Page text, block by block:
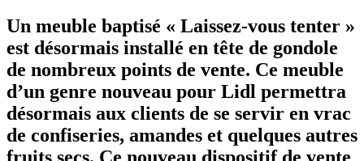
Un meuble baptisé « Laissez-vous tenter »
est désormais installé en tête de gondole
de nombreux points de vente. Ce meuble
d’un genre nouveau pour Lidl permettra
désormais aux clients de se servir en vrac
de confiseries, amandes et quelques autres